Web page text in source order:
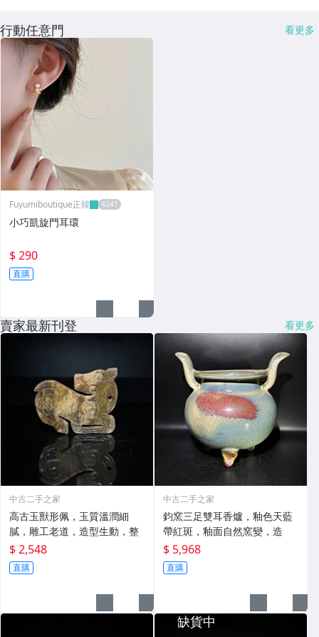
行動任意門 看更多
Fuyumiboutique正韓
小巧凱旋門耳環
$ 290
直購
賣家最新刊登 看更多
中古二手之家
高古玉獸形佩，玉質溫潤細
膩，雕工老道，造型生動，整
$ 2,548
直購
中古二手之家
鈞窯三足雙耳香爐，釉色天藍
帶紅斑，釉面自然窯變，造
$ 5,968
直購